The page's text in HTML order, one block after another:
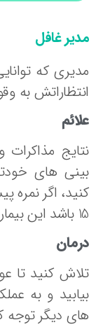
غافل
که توانایی
به وقوع
مذاکرات
های
اگر نمره
کنید تا
و به
دیگر توجه کنید